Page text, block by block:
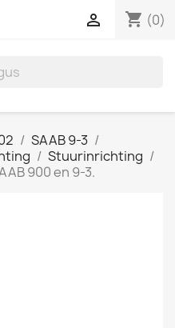
shopping_cart (0)

SAAB 9-3
Stuurinrichting
900 en 9-3.